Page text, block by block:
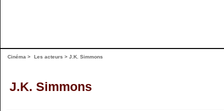
Cinéma > Les acteurs > J.K. Simmons
J.K. Simmons